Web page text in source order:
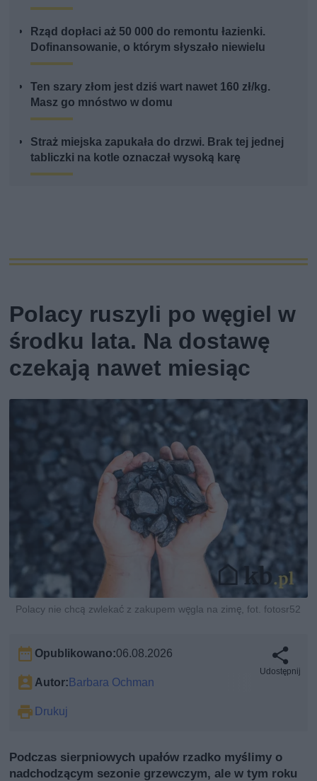
Rząd dopłaci aż 50 000 do remontu łazienki.
Dofinansowanie, o którym słyszało niewielu
Ten szary złom jest dziś wart nawet 160 zł/kg.
Masz go mnóstwo w domu
Straż miejska zapukała do drzwi. Brak tej jednej
tabliczki na kotle oznaczał wysoką karę
Polacy ruszyli po węgiel w
środku lata. Na dostawę
czekają nawet miesiąc
Polacy nie chcą zwlekać z zakupem węgla na zimę, fot. fotosr52
Opublikowano:06.08.2026
Autor:Barbara Ochman
Drukuj
Udostępnij
Podczas sierpniowych upałów rzadko myślimy o
nadchodzącym sezonie grzewczym, ale w tym roku